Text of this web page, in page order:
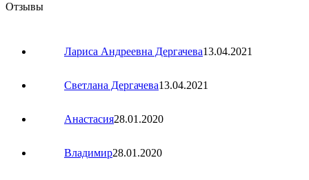
Отзывы
Лариса Андреевна Дергачева13.04.2021
Светлана Дергачева13.04.2021
Анастасия28.01.2020
Владимир28.01.2020